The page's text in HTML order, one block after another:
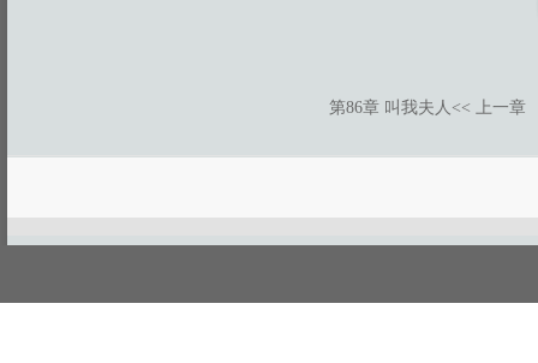
第86章 叫我夫人 << 上一章